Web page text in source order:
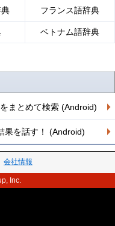
フランス語辞典
ベトナム語辞典
まとめて検索 (Android)
果を話す！ (Android)
会社情報
Inc.